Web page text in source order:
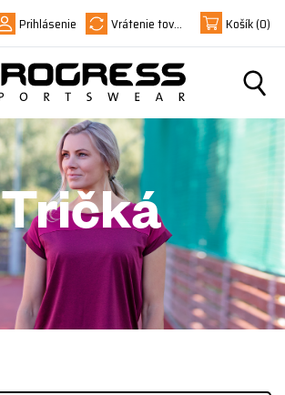
Prihlásenie Vrátenie tovaru Košík(0)
Tričká